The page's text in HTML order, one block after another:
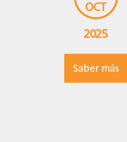
OCT
2025
Saber más